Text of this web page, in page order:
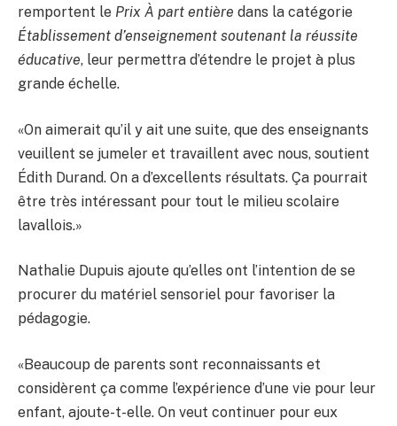
remportent le Prix À part entière dans la catégorie
Établissement d’enseignement soutenant la réussite
éducative, leur permettra d’étendre le projet à plus
grande échelle.
«On aimerait qu’il y ait une suite, que des enseignants
veuillent se jumeler et travaillent avec nous, soutient
Édith Durand. On a d’excellents résultats. Ça pourrait
être très intéressant pour tout le milieu scolaire
lavallois.»
Nathalie Dupuis ajoute qu’elles ont l’intention de se
procurer du matériel sensoriel pour favoriser la
pédagogie.
«Beaucoup de parents sont reconnaissants et
considèrent ça comme l’expérience d’une vie pour leur
enfant, ajoute-t-elle. On veut continuer pour eux